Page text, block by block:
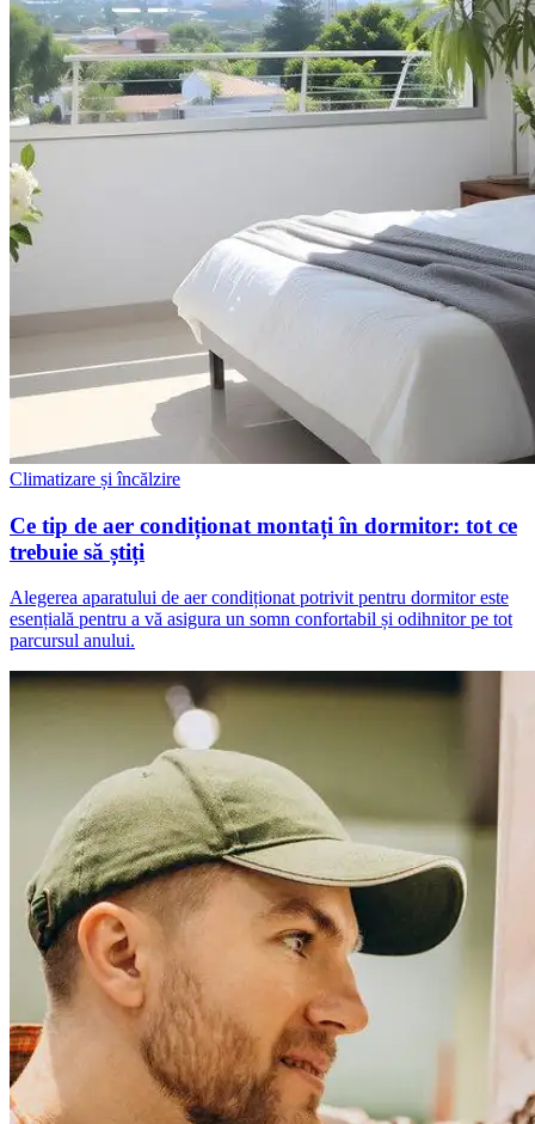
Climatizare și încălzire
Ce tip de aer condiționat montați în dormitor: tot ce
trebuie să știți
Alegerea aparatului de aer condiționat potrivit pentru dormitor este
esențială pentru a vă asigura un somn confortabil și odihnitor pe tot
parcursul anului.